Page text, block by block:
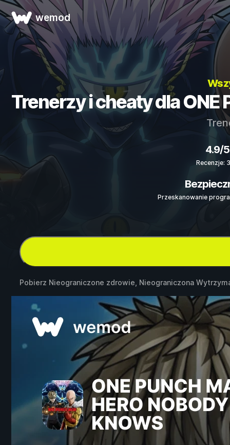
wemod
Trenerzy i cheaty dla ONE
4.9/5
Recenzje:
Przeskanowanie
Pobierz Nieograniczone zdrowie, Nieograniczona